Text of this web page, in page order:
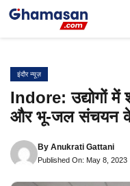
Skip
इंदौर न्यूज़
Indore: उद्योगों में
और भू-जल संचयन के
By Anukrati Gattani
Published On: May 8, 2023